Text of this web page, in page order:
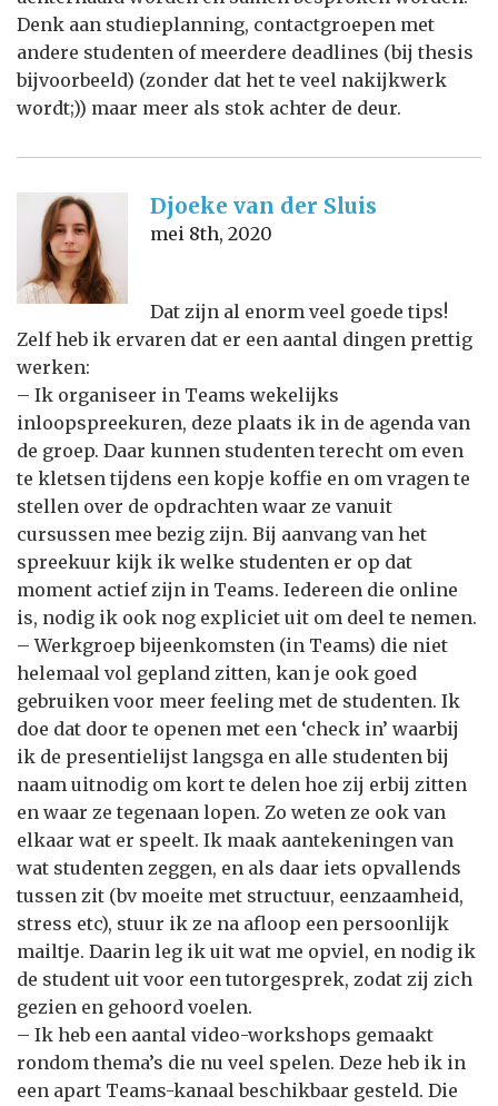
Denk aan studieplanning, contactgroepen met
andere studenten of meerdere deadlines (bij thesis
bijvoorbeeld) (zonder dat het te veel nakijkwerk
wordt;)) maar meer als stok achter de deur.
Djoeke van der Sluis
mei 8th, 2020
Dat zijn al enorm veel goede tips!
Zelf heb ik ervaren dat er een aantal dingen prettig
werken:
– Ik organiseer in Teams wekelijks
inloopspreekuren, deze plaats ik in de agenda van
de groep. Daar kunnen studenten terecht om even
te kletsen tijdens een kopje koffie en om vragen te
stellen over de opdrachten waar ze vanuit
cursussen mee bezig zijn. Bij aanvang van het
spreekuur kijk ik welke studenten er op dat
moment actief zijn in Teams. Iedereen die online
is, nodig ik ook nog expliciet uit om deel te nemen.
– Werkgroep bijeenkomsten (in Teams) die niet
helemaal vol gepland zitten, kan je ook goed
gebruiken voor meer feeling met de studenten. Ik
doe dat door te openen met een ‘check in’ waarbij
ik de presentielijst langsga en alle studenten bij
naam uitnodig om kort te delen hoe zij erbij zitten
en waar ze tegenaan lopen. Zo weten ze ook van
elkaar wat er speelt. Ik maak aantekeningen van
wat studenten zeggen, en als daar iets opvallends
tussen zit (bv moeite met structuur, eenzaamheid,
stress etc), stuur ik ze na afloop een persoonlijk
mailtje. Daarin leg ik uit wat me opviel, en nodig ik
de student uit voor een tutorgesprek, zodat zij zich
gezien en gehoord voelen.
– Ik heb een aantal video-workshops gemaakt
rondom thema’s die nu veel spelen. Deze heb ik in
een apart Teams-kanaal beschikbaar gesteld. Die